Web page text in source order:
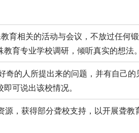
育相关的活动与会议，不放过任何
育专业学校调研，倾听真实的想法
奇的人所提出来的问题，并有自己的
可说出该校情况。
，获得部分聋校支持，以开展聋教